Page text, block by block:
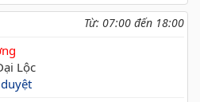
Từ: 07:00 đến 18:00
Lộc